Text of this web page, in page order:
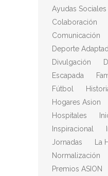
Ayudas Sociales
Colaboración
Comunicación
Deporte
Divulgación
Escapada
Fútbol
Hogares Asion
Hospitales
Inspiracional
Jornadas
La
Normalización
Premios ASION